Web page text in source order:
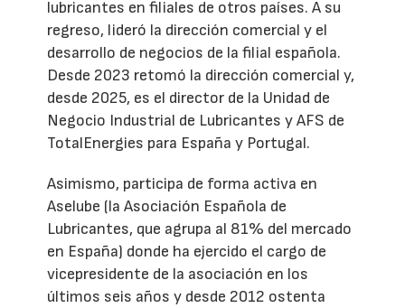
lubricantes en filiales de otros países. A su
regreso, lideró la dirección comercial y el
desarrollo de negocios de la filial española.
Desde 2023 retomó la dirección comercial y,
desde 2025, es el director de la Unidad de
Negocio Industrial de Lubricantes y AFS de
TotalEnergies para España y Portugal.
Asimismo, participa de forma activa en
Aselube (la Asociación Española de
Lubricantes, que agrupa al 81% del mercado
en España) donde ha ejercido el cargo de
vicepresidente de la asociación en los
últimos seis años y desde 2012 ostenta